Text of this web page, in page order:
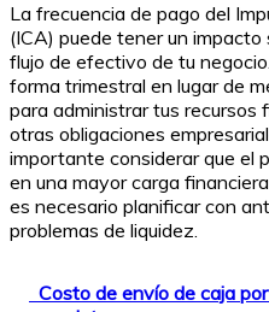
La frecuencia de pago del
(ICA) puede tener un
flujo de efectivo de tu
forma trimestral en lugar de
para administrar tus recursos
otras obligaciones
importante considerar que el
en una mayor carga
es necesario planificar con
problemas de liquidez.
Costo de envío de caja